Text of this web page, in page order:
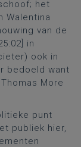
het
Walentina
van de
in
ook in
bedoeld want
More
punt
publiek hier,